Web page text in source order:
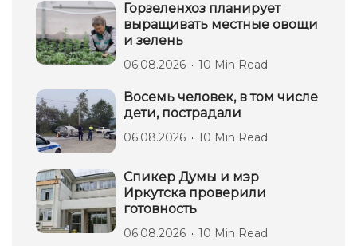
Горзеленхоз планирует
выращивать местные овощи
и зелень
06.08.2026 10 Min Read
Восемь человек, в том числе
дети, пострадали
06.08.2026 10 Min Read
Спикер Думы и мэр
Иркутска проверили
готовность
06.08.2026 10 Min Read